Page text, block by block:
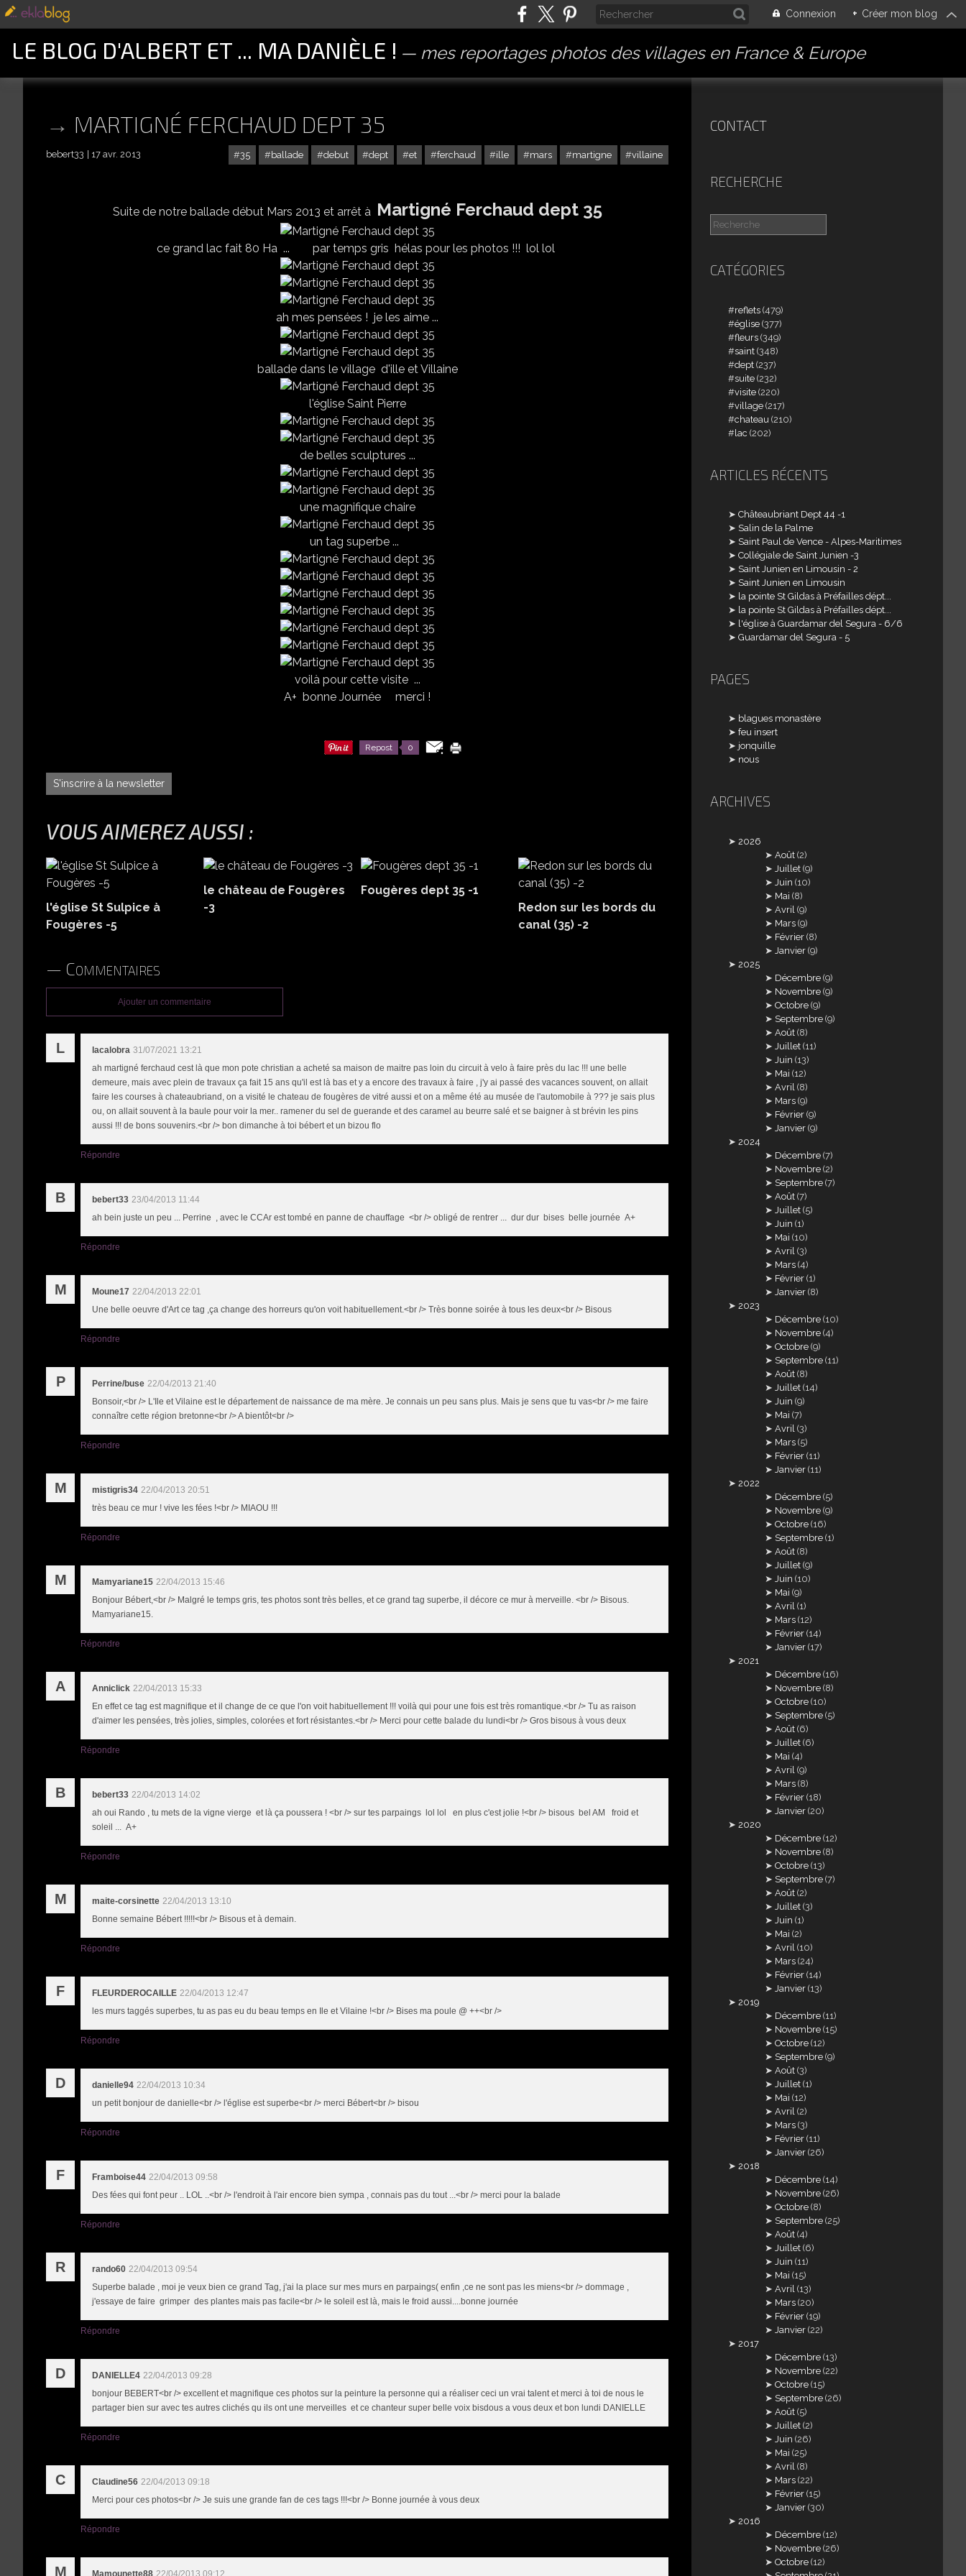
Connexion + Créer mon blog
LE BLOG D'ALBERT ET ... MA DANIÈLE ! mes reportages photos des villages en France & Europe
MARTIGNÉ FERCHAUD DEPT 35
35 ballade debut dept et ferchaud ille mars martigne villaine
bebert33 17 avr. 2013
Suite de notre ballade début Mars 2013 et arrêt à Martigné Ferchaud dept 35
ce grand lac fait 80 Ha ... par temps gris hélas pour les photos !!! lol lol
ah mes pensées ! je les aime ...
ballade dans le village d'ille et Villaine
l'église Saint Pierre
de belles sculptures ...
une magnifique chaire
un tag superbe ...
voilà pour cette visite ...
A+ bonne Journée merci !
Repost 0
S'inscrire à la newsletter
VOUS AIMEREZ AUSSI :
l'église St Sulpice à
Fougères -5
le château de Fougères
-3
Fougères dept 35 -1
Redon sur les bords du
canal (35) -2
Commentaires
Ajouter un commentaire
L lacalobra 31/07/2021 13:21
ah martigné ferchaud cest là que mon pote christian a acheté sa maison de maitre pas loin du circuit à velo à faire près du lac !!! une belle
demeure, mais avec plein de travaux ça fait 15 ans qu'il est là bas et y a encore des travaux à faire , j'y ai passé des vacances souvent, on allait
faire les courses à chateaubriand, on a visité le chateau de fougères de vitré aussi et on a même été au musée de l'automobile à ??? je sais plus
ou, on allait souvent à la baule pour voir la mer.. ramener du sel de guerande et des caramel au beurre salé et se baigner à st brévin les pins
aussi !!! de bons souvenirs.<br /> bon dimanche à toi bébert et un bizou flo
Répondre
B bebert33 23/04/2013 11:44
ah bein juste un peu ... Perrine , avec le CCAr est tombé en panne de chauffage <br /> obligé de rentrer ... dur dur bises belle journée A+
Répondre
M Moune17 22/04/2013 22:01
Une belle oeuvre d'Art ce tag ,ça change des horreurs qu'on voit habituellement.<br /> Très bonne soirée à tous les deux<br /> Bisous
Répondre
P Perrine/buse 22/04/2013 21:40
Bonsoir,<br /> L'Ile et Vilaine est le département de naissance de ma mère. Je connais un peu sans plus. Mais je sens que tu vas<br /> me faire
connaître cette région bretonne<br /> A bientôt<br />
Répondre
M mistigris34 22/04/2013 20:51
très beau ce mur ! vive les fées !<br /> MIAOU !!!
Répondre
M Mamyariane15 22/04/2013 15:46
Bonjour Bébert,<br /> Malgré le temps gris, tes photos sont très belles, et ce grand tag superbe, il décore ce mur à merveille. <br /> Bisous.
Mamyariane15.
Répondre
A Anniclick 22/04/2013 15:33
En effet ce tag est magnifique et il change de ce que l'on voit habituellement !!! voilà qui pour une fois est très romantique.<br /> Tu as raison
d'aimer les pensées, très jolies, simples, colorées et fort résistantes.<br /> Merci pour cette balade du lundi<br /> Gros bisous à vous deux
Répondre
B bebert33 22/04/2013 14:02
ah oui Rando , tu mets de la vigne vierge et là ça poussera ! <br /> sur tes parpaings lol lol en plus c'est jolie !<br /> bisous bel AM froid et
soleil ... A+
Répondre
M maite-corsinette 22/04/2013 13:10
Bonne semaine Bébert !!!!!<br /> Bisous et à demain.
Répondre
F FLEURDEROCAILLE 22/04/2013 12:47
les murs taggés superbes, tu as pas eu du beau temps en Ile et Vilaine !<br /> Bises ma poule @ ++<br />
Répondre
D danielle94 22/04/2013 10:34
un petit bonjour de danielle<br /> l'église est superbe<br /> merci Bébert<br /> bisou
Répondre
F Framboise44 22/04/2013 09:58
Des fées qui font peur .. LOL ..<br /> l'endroit à l'air encore bien sympa , connais pas du tout ...<br /> merci pour la balade
Répondre
R rando60 22/04/2013 09:54
Superbe balade , moi je veux bien ce grand Tag, j'ai la place sur mes murs en parpaings( enfin ,ce ne sont pas les miens<br /> dommage ,
j'essaye de faire grimper des plantes mais pas facile<br /> le soleil est là, mais le froid aussi....bonne journée
Répondre
D DANIELLE4 22/04/2013 09:28
bonjour BEBERT<br /> excellent et magnifique ces photos sur la peinture la personne qui a réaliser ceci un vrai talent et merci à toi de nous le
partager bien sur avec tes autres clichés qu ils ont une merveilles et ce chanteur super belle voix bisdous a vous deux et bon lundi DANIELLE
Répondre
C Claudine56 22/04/2013 09:18
Merci pour ces photos<br /> Je suis une grande fan de ces tags !!!<br /> Bonne journée à vous deux
Répondre
M Mamounette88 22/04/2013 09:12
CONTACT
RECHERCHE
CATÉGORIES
reflets (479)
église (377)
fleurs (349)
saint (348)
dept (237)
suite (232)
visite (220)
village (217)
chateau (210)
lac (202)
ARTICLES RÉCENTS
Châteaubriant Dept 44 -1
Salin de la Palme
Saint Paul de Vence - Alpes-Maritimes
Collégiale de Saint Junien -3
Saint Junien en Limousin - 2
Saint Junien en Limousin
la pointe St Gildas à Préfailles dépt...
la pointe St Gildas à Préfailles dépt...
l'église à Guardamar del Segura - 6/6
Guardamar del Segura - 5
PAGES
blagues monastère
feu insert
jonquille
nous
ARCHIVES
2026
Août (2)
Juillet (9)
Juin (10)
Mai (8)
Avril (9)
Mars (9)
Février (8)
Janvier (9)
2025
Décembre (9)
Novembre (9)
Octobre (9)
Septembre (9)
Août (8)
Juillet (11)
Juin (13)
Mai (12)
Avril (8)
Mars (9)
Février (9)
Janvier (9)
2024
Décembre (7)
Novembre (2)
Septembre (7)
Août (7)
Juillet (5)
Juin (1)
Mai (10)
Avril (3)
Mars (4)
Février (1)
Janvier (8)
2023
Décembre (10)
Novembre (4)
Octobre (9)
Septembre (11)
Août (8)
Juillet (14)
Juin (9)
Mai (7)
Avril (3)
Mars (5)
Février (11)
Janvier (11)
2022
Décembre (5)
Novembre (9)
Octobre (16)
Septembre (1)
Août (8)
Juillet (9)
Juin (10)
Mai (9)
Avril (1)
Mars (12)
Février (14)
Janvier (17)
2021
Décembre (16)
Novembre (8)
Octobre (10)
Septembre (5)
Août (6)
Juillet (6)
Mai (4)
Avril (9)
Mars (8)
Février (18)
Janvier (20)
2020
Décembre (12)
Novembre (8)
Octobre (13)
Septembre (7)
Août (2)
Juillet (3)
Juin (1)
Mai (2)
Avril (10)
Mars (24)
Février (14)
Janvier (13)
2019
Décembre (11)
Novembre (15)
Octobre (12)
Septembre (9)
Août (3)
Juillet (1)
Mai (12)
Avril (2)
Mars (3)
Février (11)
Janvier (26)
2018
Décembre (14)
Novembre (26)
Octobre (8)
Septembre (25)
Août (4)
Juillet (6)
Juin (11)
Mai (15)
Avril (13)
Mars (20)
Février (19)
Janvier (22)
2017
Décembre (13)
Novembre (22)
Octobre (15)
Septembre (26)
Août (5)
Juillet (2)
Juin (26)
Mai (25)
Avril (8)
Mars (22)
Février (15)
Janvier (30)
2016
Décembre (12)
Novembre (26)
Octobre (12)